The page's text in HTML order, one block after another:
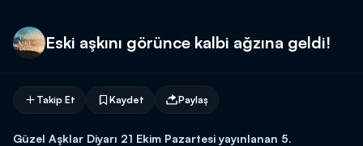
Eski aşkını görünce kalbi ağzına geldi!
Takip Et Kaydet Paylaş
Güzel Aşklar Diyarı 21 Ekim Pazartesi yayınlanan 5.